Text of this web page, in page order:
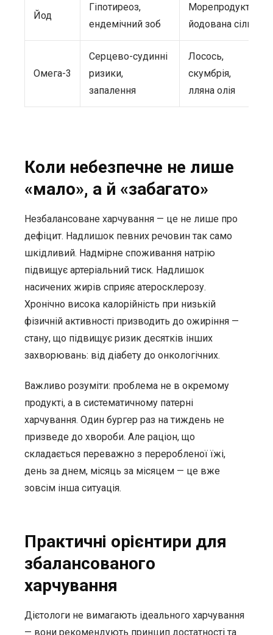
Йод
Гіпотиреоз,
ендемічний зоб
Морепродукти,
йодована сіль
Омега-3
Серцево-судинні
ризики,
запалення
Лосось,
скумбрія,
лляна олія
Коли небезпечне не лише
«мало», а й «забагато»
Незбалансоване харчування — це не лише про
дефіцит. Надлишок певних речовин так само
шкідливий. Надмірне споживання натрію
підвищує артеріальний тиск. Надлишок
насичених жирів сприяє атеросклерозу.
Хронічно висока калорійність при низькій
фізичній активності призводить до ожиріння —
стану, що підвищує ризик десятків інших
захворювань: від діабету до онкологічних.
Важливо розуміти: проблема не в окремому
продукті, а в систематичному патерні
харчування. Один бургер раз на тиждень не
призведе до хвороби. Але раціон, що
складається переважно з переробленої їжі,
день за днем, місяць за місяцем — це вже
зовсім інша ситуація.
Практичні орієнтири для
збалансованого
харчування
Дієтологи не вимагають ідеального харчування
— вони рекомендують принцип достатності та